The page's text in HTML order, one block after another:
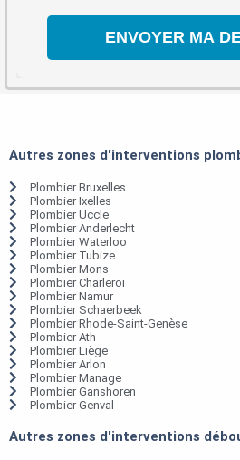
Autres zones d'interventions
Plombier Bruxelles
Plombier Ixelles
Plombier Uccle
Plombier Anderlecht
Plombier Waterloo
Plombier Tubize
Plombier Mons
Plombier Charleroi
Plombier Namur
Plombier Schaerbeek
Plombier Rhode-Saint-Genèse
Plombier Ath
Plombier Liège
Plombier Arlon
Plombier Manage
Plombier Ganshoren
Plombier Genval
Autres zones d'interventions